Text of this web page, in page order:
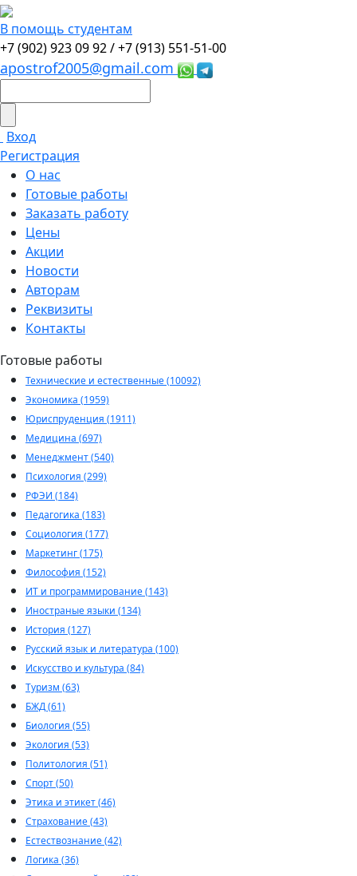
В помощь студентам
+7 (902) 923 09 92 /+7 (913) 551-51-00
apostrof2005@gmail.com
Вход
Регистрация
О нас
Готовые работы
Заказать работу
Цены
Акции
Новости
Авторам
Реквизиты
Контакты
Готовые работы
Технические и естественные (10092)
Экономика (1959)
Юриспруденция (1911)
Медицина (697)
Менеджмент (540)
Психология (299)
РФЭИ (184)
Педагогика (183)
Социология (177)
Маркетинг (175)
Философия (152)
ИТ и программирование (143)
Иностраные языки (134)
История (127)
Русский язык и литература (100)
Искусство и культура (84)
Туризм (63)
БЖД (61)
Биология (55)
Экология (53)
Политология (51)
Спорт (50)
Этика и этикет (46)
Страхование (43)
Естествознание (42)
Логика (36)